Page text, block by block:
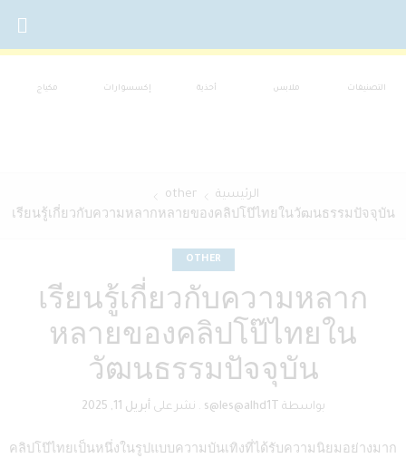
التصنيفات ملابس أحذية إكسسوارات مكياج
الرئيسية
other
เรียนรู้เกี่ยวกับความหลากหลายของคลิปโป๊ไทยในวัฒนธรรมปัจจุบัน
OTHER
เรียนรู้เกี่ยวกับความหลาก
หลายของคลิปโป๊ไทยใน
วัฒนธรรมปัจจุบัน
بواسطة s@les@alhd1T
. نشر على أبريل 11, 2025
คลิปโป๊ไทยเป็นหนึ่งในรูปแบบความบันเทิงที่ได้รับความนิยมอย่างมาก